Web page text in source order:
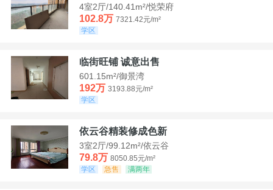
4室2厅/140.41m²/悦荣府
102.8万 7321.42元/m²
学区
临街旺铺 诚意出售
601.15m²/御景湾
192万 3193.88元/m²
学区
依云谷精装修成色新
3室2厅/99.12m²/依云谷
79.8万 8050.85元/m²
学区
急售 满两年